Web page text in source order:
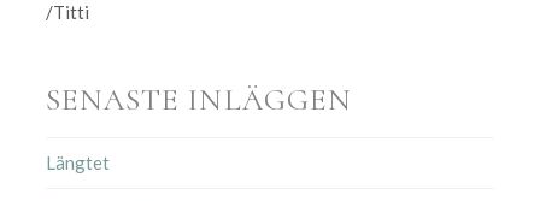
/Titti
SENASTE INLÄGGEN
Längtet